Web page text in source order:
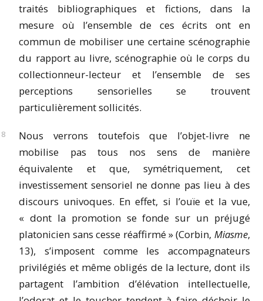
traités bibliographiques et fictions, dans la
mesure où l’ensemble de ces écrits ont en
commun de mobiliser une certaine scénographie
du rapport au livre, scénographie où le corps du
collectionneur-lecteur et l’ensemble de ses
perceptions sensorielles se trouvent
particulièrement sollicités.
Nous verrons toutefois que l’objet-livre ne
mobilise pas tous nos sens de manière
équivalente et que, symétriquement, cet
investissement sensoriel ne donne pas lieu à des
discours univoques. En effet, si l’ouïe et la vue,
« dont la promotion se fonde sur un préjugé
platonicien sans cesse réaffirmé » (Corbin, Miasme,
13), s’imposent comme les accompagnateurs
privilégiés et même obligés de la lecture, dont ils
partagent l’ambition d’élévation intellectuelle,